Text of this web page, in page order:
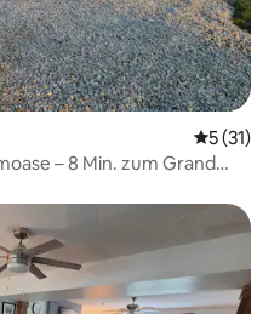
5 (31)
– 8 Min. zum Grand